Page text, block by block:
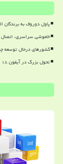
پاول دوروف به برندگان
خاموشی سراسری، اتصال
کشورهای درحال توسعه
تحول بزرگ در آیفون ۱۸ پرو